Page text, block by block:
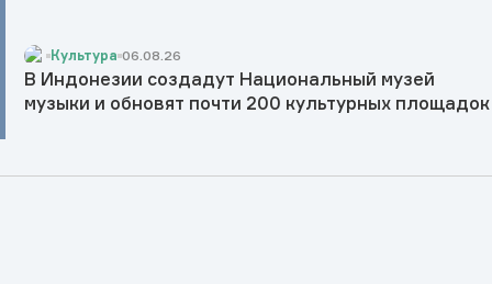
Культура 06.08.26
В Индонезии создадут Национальный музей
музыки и обновят почти 200 культурных площадок